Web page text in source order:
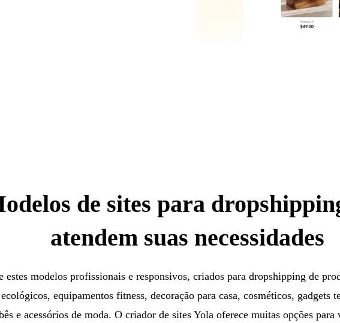
de sites para
atendem suas necessidades
estes modelos profissionais e responsivos, criados para dropshipping de
equipamentos fitness, decoração para casa, cosméticos, gadgets
e acessórios de moda. O criador de sites Yola oferece muitas opções para